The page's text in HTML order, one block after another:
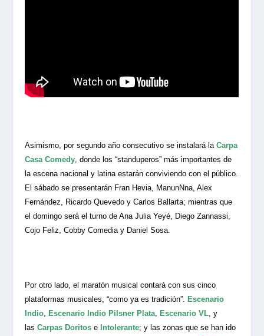
Asimismo, por segundo año consecutivo se instalará la Carpa
Casa Comedy, donde los “standuperos” más importantes de
la escena nacional y latina estarán conviviendo con el público.
El sábado se presentarán Fran Hevia, ManunNna, Alex
Fernández, Ricardo Quevedo y Carlos Ballarta; mientras que
el domingo será el turno de Ana Julia Yeyé, Diego Zannassi,
Cojo Feliz, Cobby Comedia y Daniel Sosa.
Por otro lado, el maratón musical contará con sus cinco
plataformas musicales, “como ya es tradición”.
Escenario
Indio
Escenario Indio Pilsner Plata Escenario VL ,y
las Carpas Doritos e Intolerante; y las zonas que se han ido